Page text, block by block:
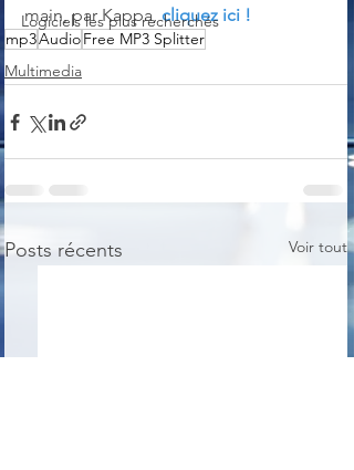
Logiciels les plus recherchés
main, par Kappa, cliquez ici !
mp3AudioFree MP3 Splitter
Multimedia
Posts récents Voir tout